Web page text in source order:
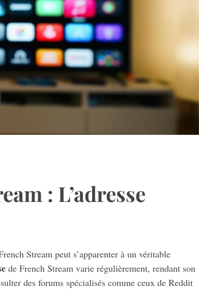
: L’adresse
Stream peut s’apparenter à un véritable
de French Stream varie régulièrement, rendant son
des forums spécialisés comme ceux de Reddit